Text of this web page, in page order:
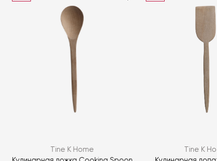
политикой персональных данных
Tine K Home
Tine K